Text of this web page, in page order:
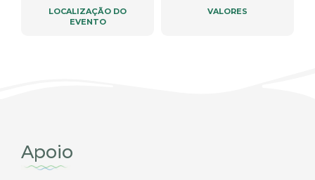
LOCALIZAÇÃO DO
EVENTO
VALORES
Apoio